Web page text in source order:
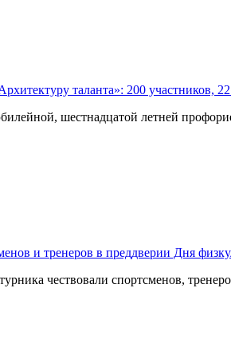
таланта»: 200 участников,
шестнадцатой летней
и тренеров в преддверии Дня
чествовали спортсменов,